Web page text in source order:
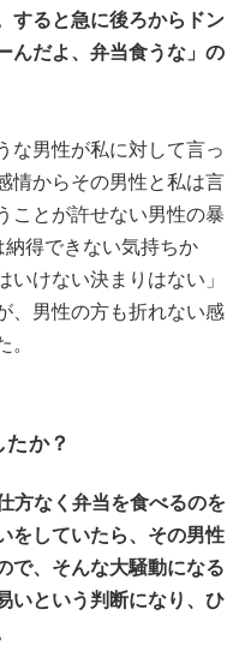
すると急に後ろからドン
んだよ、弁当食うな」の
な男性が私に対して言っ
情からその男性と私は言
ことが許せない男性の暴
得できない気持ちか
けない決まりはない」
、男性の方も折れない感
か？
方なく弁当を食べるのを
をしていたら、その男性
で、そんな大騒動になる
いという判断になり、ひ